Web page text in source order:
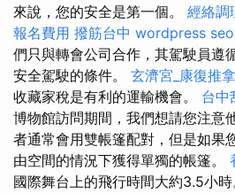
來說，您的安全是第一個。 經絡調
報名費用 撥筋台中 wordpress seo
們只與轉會公司合作，其駕駛員遵
安全駕駛的條件。 玄濟宮_康復推
收藏家稅是有利的運輸機會。 台中
博物館訪問期間，我們想請您注意
者通常會用雙帳篷配對，但是如果
由空間的情況下獲得單獨的帳篷。
國際舞台上的飛行時間大約3.5小時